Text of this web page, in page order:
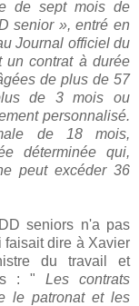
de sept mois de
senior », entré en
Journal officiel du
contrat à durée
de plus de 57
de 3 mois ou
personnalisé.
de 18 mois,
déterminée qui,
peut excéder 36
seniors n'a pas
faisait dire à Xavier
du travail et
: " Les contrats
le patronat et les